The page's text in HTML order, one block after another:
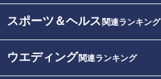
スポーツ＆ヘルス 関連ランキング
ウエディング関連ランキング